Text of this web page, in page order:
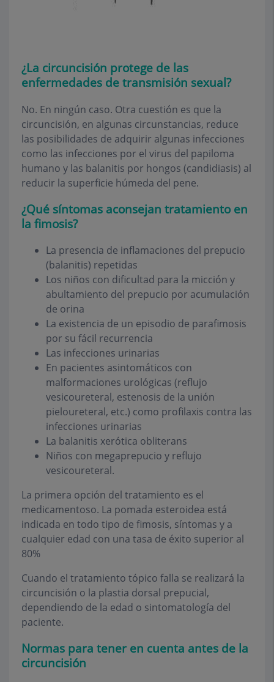
¿La circuncisión protege de las
enfermedades de transmisión sexual?
No. En ningún caso. Otra cuestión es que la
circuncisión, en algunas circunstancias, reduce
las posibilidades de adquirir algunas infecciones
como las infecciones por el virus del papiloma
humano y las balanitis por hongos (candidiasis) al
reducir la superficie húmeda del pene.
¿Qué síntomas aconsejan tratamiento en
la fimosis?
La presencia de inflamaciones del prepucio
(balanitis) repetidas
Los niños con dificultad para la micción y
abultamiento del prepucio por acumulación
de orina
La existencia de un episodio de parafimosis
por su fácil recurrencia
Las infecciones urinarias
En pacientes asintomáticos con
malformaciones urológicas (reflujo
vesicoureteral, estenosis de la unión
pieloureteral, etc.) como profilaxis contra las
infecciones urinarias
La balanitis xerótica obliterans
Niños con megaprepucio y reflujo
vesicoureteral.
La primera opción del tratamiento es el
medicamentoso. La pomada esteroidea está
indicada en todo tipo de fimosis, síntomas y a
cualquier edad con una tasa de éxito superior al
80%
Cuando el tratamiento tópico falla se realizará la
circuncisión o la plastia dorsal prepucial,
dependiendo de la edad o sintomatología del
paciente.
Normas para tener en cuenta antes de la
circuncisión